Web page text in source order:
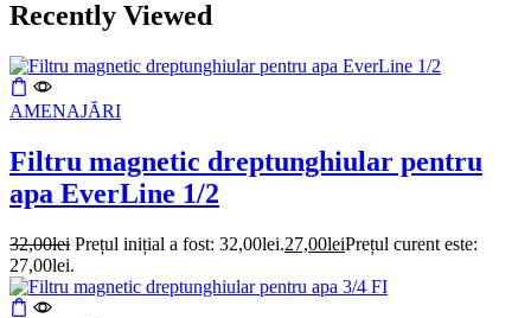
Recently Viewed
AMENAJĂRI
Filtru magnetic dreptunghiular pentru
apa EverLine 1/2
32,00lei Prețul inițial a fost: 32,00lei.27,00leiPrețul curent este:
27,00lei.